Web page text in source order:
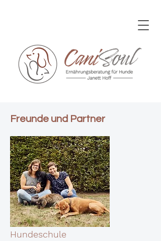
Freunde und Partner
Hundeschule